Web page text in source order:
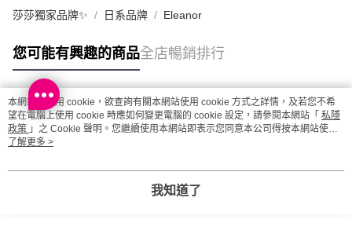
莎莎獨家品牌✨ 日系品牌 Eleanor
您可能有興趣的商品全店暢銷排行
熱門標籤
熱銷排行
本網站中使用 cookie，欲查詢有關本網站使用 cookie 方式之詳情，及若您不希
望在電腦上使用 cookie 時應如何變更電腦的 cookie 設定，請參閱本網站「 私隱
政策 」之 Cookie 聲明。您繼續使用本網站即表示您同意本公司得按本網站使用
條款之 Cookie 聲明使用 cookie。
了解更多 >
我知道了